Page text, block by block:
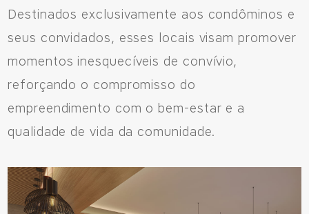
Destinados exclusivamente aos condôminos e
seus convidados, esses locais visam promover
momentos inesquecíveis de convívio,
reforçando o compromisso do
empreendimento com o bem-estar e a
qualidade de vida da comunidade.